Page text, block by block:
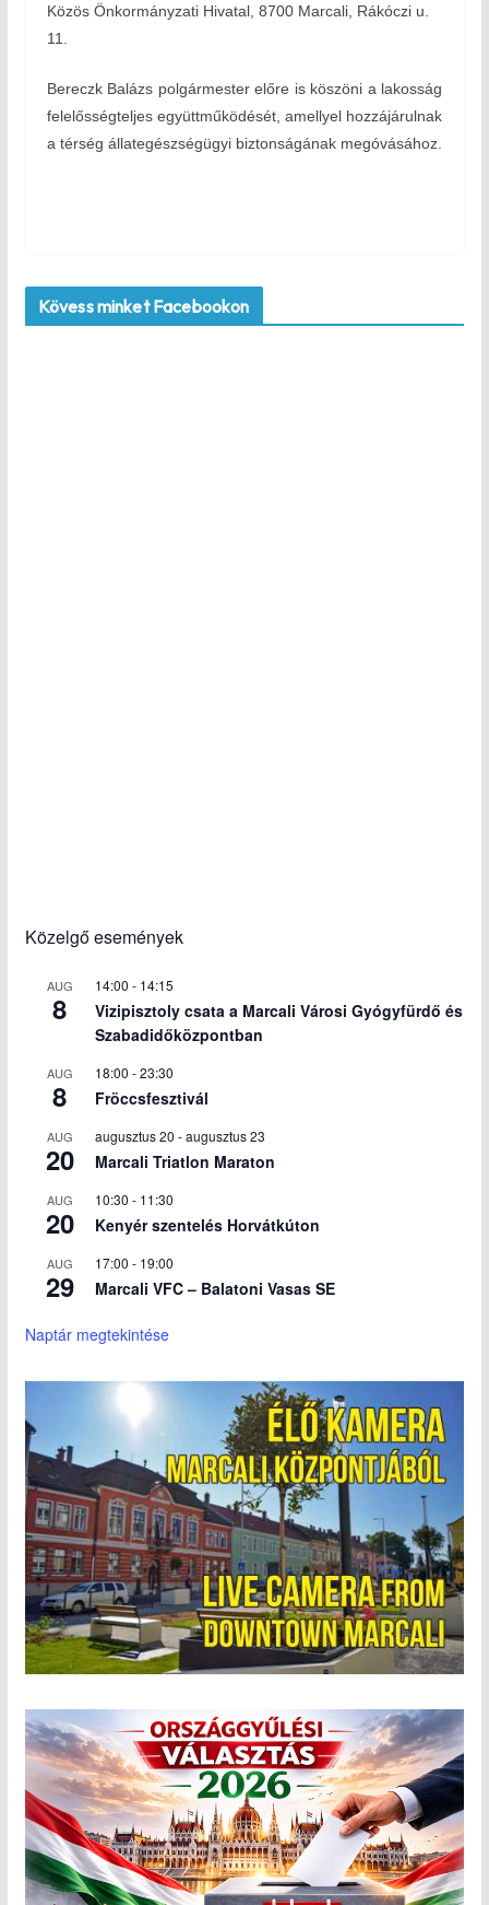
Közös Önkormányzati Hivatal, 8700 Marcali, Rákóczi u.
11.
Bereczk Balázs polgármester előre is köszöni a lakosság
felelősségteljes együttműködését, amellyel hozzájárulnak
a térség állategészségügyi biztonságának megóvásához.
Kövess minket Facebookon
Közelgő események
AUG
8
14:00 - 14:15
Vizipisztoly csata a Marcali Városi Gyógyfürdő és
Szabadidőközpontban
AUG
8
18:00 -23:30
Fröccsfesztivál
AUG
20
augusztus 20 -augusztus 23
Marcali Triatlon Maraton
AUG
20
10:30 - 11:30
Kenyér szentelés Horvátkúton
AUG
29
17:00 - 19:00
Marcali VFC – Balatoni Vasas SE
Naptár megtekintése